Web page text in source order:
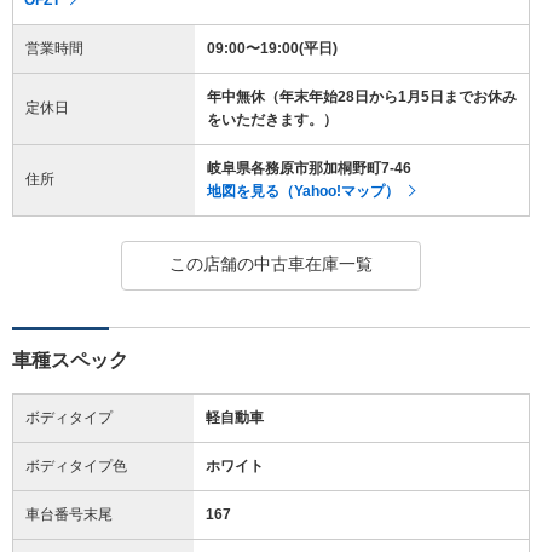
営業時間 09:00〜19:00(平日)
定休日
年中無休（年末年始28日から1月5日までお休み
をいただきます。）
住所
岐阜県各務原市那加桐野町7-46
地図を見る（Yahoo!マップ）
この店舗の中古車在庫一覧
車種スペック
ボディタイプ 軽自動車
ボディタイプ色 ホワイト
車台番号末尾 167